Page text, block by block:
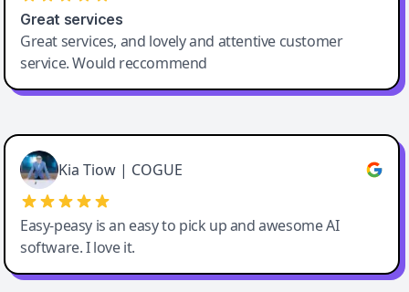
Great services
Great services, and lovely and attentive customer
service. Would reccommend
Cody Crabb
Great service, Best AI tool
Kia Tiow | COGUE
Easy-peasy is an easy to pick up and awesome AI
software. I love it.